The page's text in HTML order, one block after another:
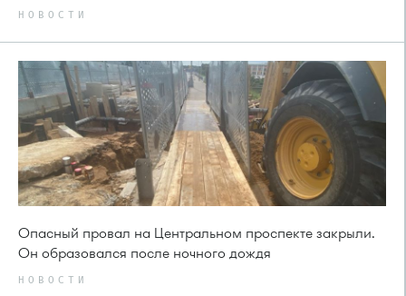
НОВОСТИ
Опасный провал на Центральном проспекте закрыли.
Он образовался после ночного дождя
НОВОСТИ